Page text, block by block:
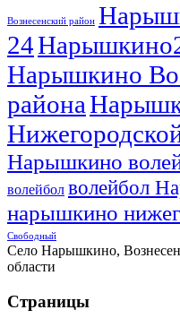
Вознесенский район
24
Нарышкино
района
Нарышкино
волейбол волейбол
нарышкино
Свободный
Село Нарышкино,
области
Страницы